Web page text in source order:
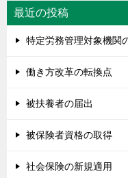
最近の投稿
特定労務管理対象機関
働き方改革の転換点
被扶養者の届出
被保険者資格の取得
社会保険の新規適用